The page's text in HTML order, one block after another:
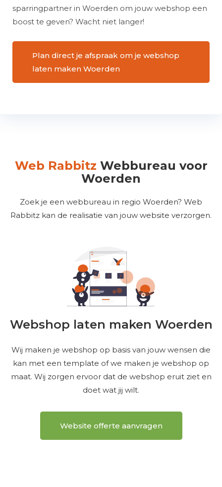
sparringpartner in Woerden om jouw webshop een
boost te geven? Wacht niet langer!
Plan direct je afspraak om je webshop
laten maken Woerden
Web Rabbitz Webbureau voor
Woerden
Zoek je een webbureau in regio Woerden? Web
Rabbitz kan de realisatie van jouw website verzorgen.
Webshop laten maken Woerden
Wij maken je webshop op basis van jouw wensen die
kan met een template of we maken je webshop op
maat. Wij zorgen ervoor dat de webshop eruit ziet en
doet wat jij wilt.
Website offerte aanvragen